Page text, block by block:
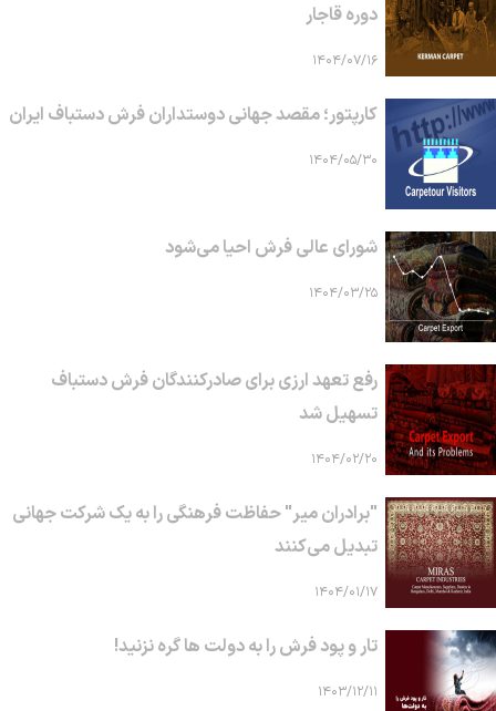
دوره قاجار
۱۴۰۴/۰۷/۱۶
کارپتور؛ مقصد جهانی دوستداران فرش دستباف ایران
۱۴۰۴/۰۵/۳۰
شورای عالی فرش احیا می‌شود
۱۴۰۴/۰۳/۲۵
رفع تعهد ارزی برای صادرکنندگان فرش دستباف
تسهیل شد
۱۴۰۴/۰۲/۲۰
"برادران میر" حفاظت فرهنگی را به یک شرکت جهانی
تبدیل می‌کنند
۱۴۰۴/۰۱/۱۷
تار و پود فرش را به دولت ها گره نزنید!
۱۴۰۳/۱۲/۱۱